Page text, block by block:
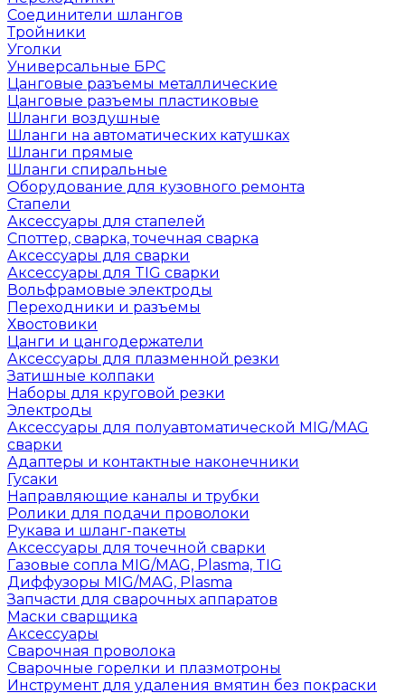
Соединители шлангов
Тройники
Уголки
Универсальные БРС
Цанговые разъемы металлические
Цанговые разъемы пластиковые
Шланги воздушные
Шланги на автоматических катушках
Шланги прямые
Шланги спиральные
Оборудование для кузовного ремонта
Стапели
Аксессуары для стапелей
Споттер, сварка, точечная сварка
Аксессуары для сварки
Аксессуары для TIG сварки
Вольфрамовые электроды
Переходники и разъемы
Хвостовики
Цанги и цангодержатели
Аксессуары для плазменной резки
Затишные колпаки
Наборы для круговой резки
Электроды
Аксессуары для полуавтоматической MIG/MAG
сварки
Адаптеры и контактные наконечники
Гусаки
Направляющие каналы и трубки
Ролики для подачи проволоки
Рукава и шланг-пакеты
Аксессуары для точечной сварки
Газовые сопла MIG/MAG, Plasma, TIG
Диффузоры MIG/MAG, Plasma
Запчасти для сварочных аппаратов
Маски сварщика
Аксессуары
Сварочная проволока
Сварочные горелки и плазмотроны
Инструмент для удаления вмятин без покраски